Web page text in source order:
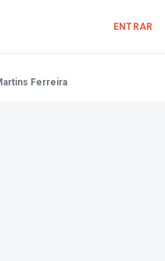
ENTRAR
Ferreira